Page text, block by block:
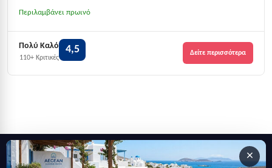
Περιλαμβάνει πρωινό
Πολύ Καλό
110+ Κριτικές
4,5 Δείτε περισσότερα
×